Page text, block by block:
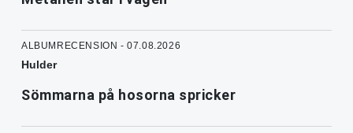
ALBUMRECENSION - 07.08.2026
Hulder
Sömmarna på hosorna spricker